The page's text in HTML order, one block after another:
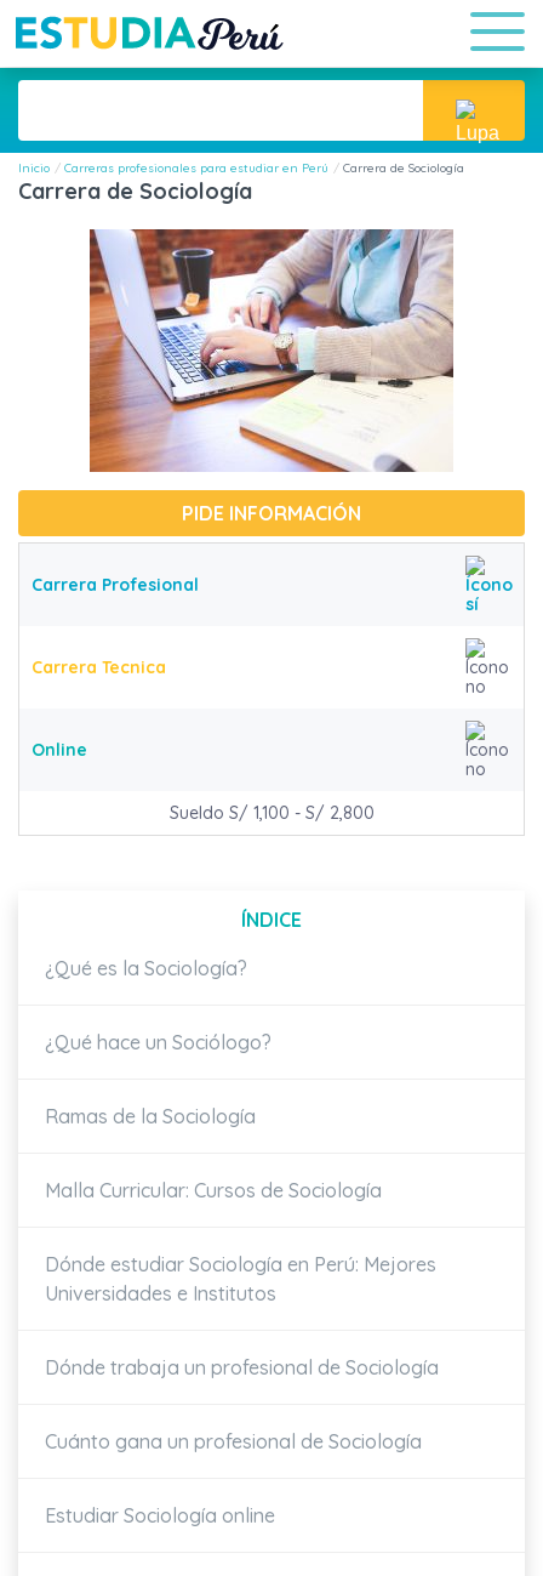
Inicio Carreras profesionales para estudiar en Perú Carrera de Sociología
Carrera de Sociología
PIDE INFORMACIÓN
Carrera Profesional
Carrera Tecnica
Online
Sueldo S/ 1,100 - S/ 2,800
ÍNDICE
¿Qué es la Sociología?
¿Qué hace un Sociólogo?
Ramas de la Sociología
Malla Curricular: Cursos de Sociología
Dónde estudiar Sociología en Perú: Mejores
Universidades e Institutos
Dónde trabaja un profesional de Sociología
Cuánto gana un profesional de Sociología
Estudiar Sociología online